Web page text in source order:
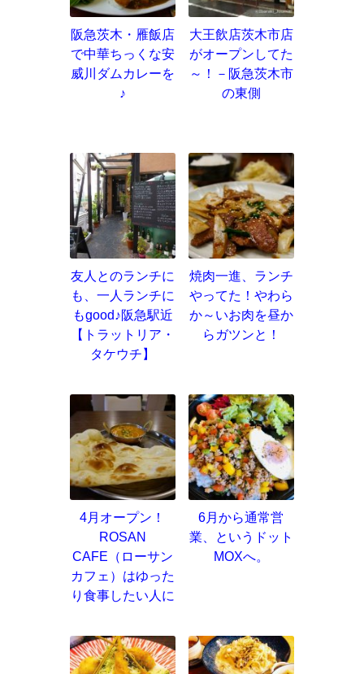
阪急茨木・雁飯店
で中華ちっくな安
威川ダムカレーを
♪
大王飲店茨木市店
がオープンしてた
～！－阪急茨木市
の東側
友人とのランチに
も、一人ランチに
もgood♪阪急駅近
【トラットリア・
タケウチ】
焼肉一進、ランチ
やってた！やわら
か～いお肉を昼か
らガツンと！
4月オープン！
ROSAN
CAFE（ローサン
カフェ）はゆった
り食事したい人に
6月から通常営
業、というドット
MOXへ。